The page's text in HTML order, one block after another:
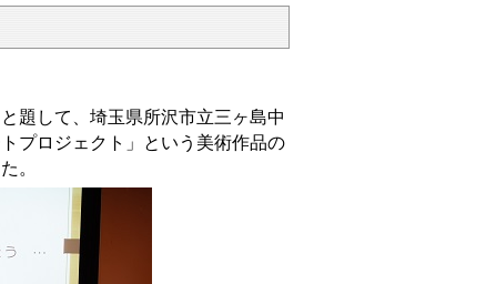
題して、埼玉県所沢市立三ヶ島中
プロジェクト」という美術作品の
。